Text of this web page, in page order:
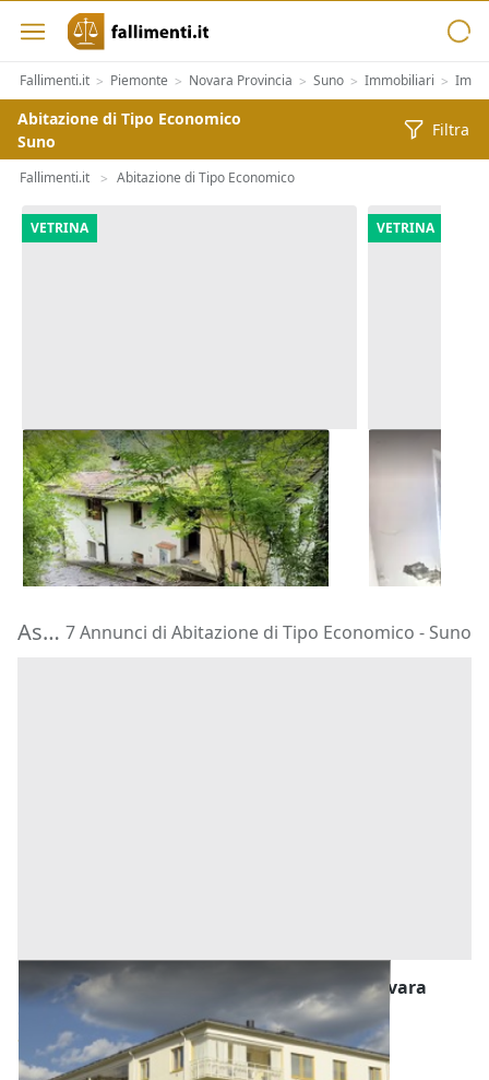
Fallimenti.it > Piemonte > Novara Provincia > Suno > Immobiliari >
Abitazione di Tipo Economico
Suno
Filtra
Fallimenti.it > Abitazione di Tipo Economico
VETRINA
Asta Fabbricato di cinque
appartamenti
Laino (Como)
30.000 €
27/10/2026
VETRINA
Asta
edificio
Bernareggio
9.435 €
14/09/2026
Aste di Abitazione di Tipo Economico Suno 7 Annunci di Abitazione di Tipo Economico - Suno
Abitazione di Tipo Economico all'asta a Novara
Suno (Novara)
Offerta minima
27.750 € 37.000 €